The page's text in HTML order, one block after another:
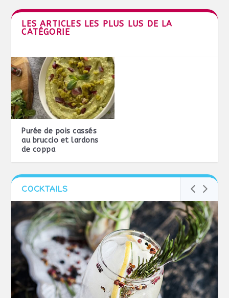
LES ARTICLES LES PLUS LUS DE LA
CATÉGORIE
Purée de pois cassés
au bruccio et lardons
de coppa
COCKTAILS